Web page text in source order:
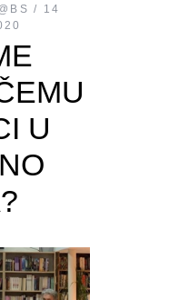
14
U